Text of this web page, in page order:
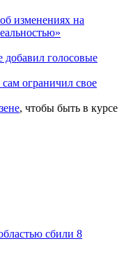
изменениях на
добавил голосовые
ограничил свое
, чтобы быть в курсе
сбили 8